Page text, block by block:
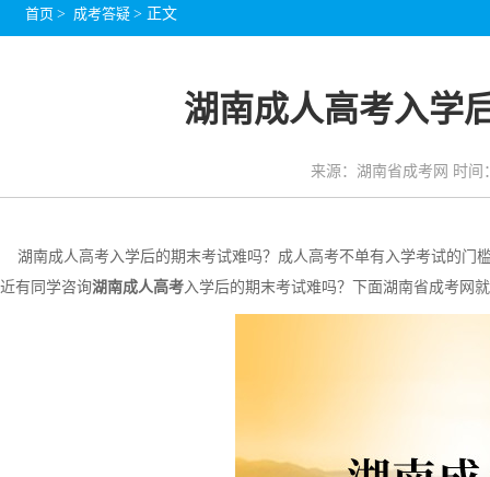
首页 > 成考答疑 > 正文
湖南成人高考入学
来源：湖南省成考网 时间
湖南成人高考入学后的期末考试难吗？成人高考不单有入学考试的门
近有同学咨询湖南成人高考入学后的期末考试难吗？下面湖南省成考网